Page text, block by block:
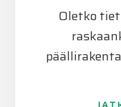
Oletko